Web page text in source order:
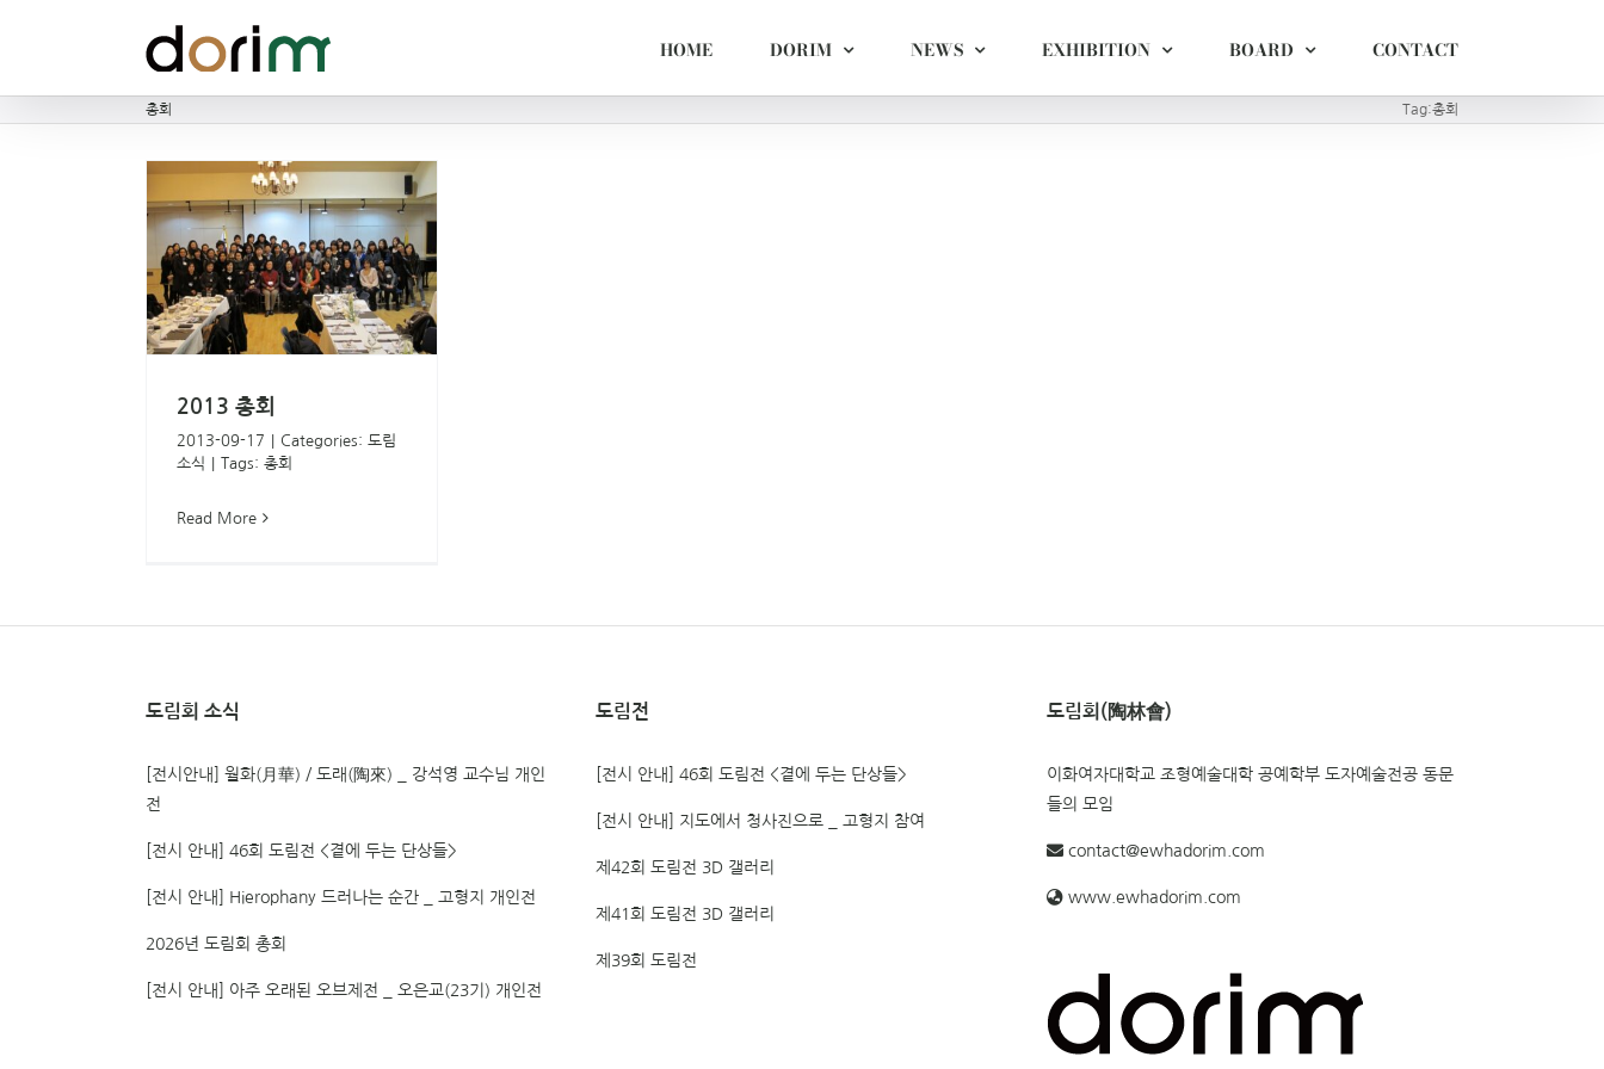
HOME DORIM NEWS EXHIBITION BOARD CONTACT
총회 Tag:총회
2013 총회
2013-09-17 Categories: 도림
소식
Tags: 총회
Read More
도림회 소식
[전시안내] 월화(月華) / 도래(陶來) _ 강석영 교수님 개인
전
[전시 안내] 46회 도림전 <곁에 두는 단상들>
[전시 안내] Hierophany 드러나는 순간 _ 고형지 개인전
2026년 도림회 총회
[전시 안내] 아주 오래된 오브제전 _ 오은교(23기) 개인전
도림전
[전시 안내] 46회 도림전 <곁에 두는 단상들>
[전시 안내] 지도에서 청사진으로 _ 고형지 참여
제42회 도림전 3D 갤러리
제41회 도림전 3D 갤러리
제39회 도림전
도림회(陶林會)
이화여자대학교 조형예술대학 공예학부 도자예술전공 동문
들의 모임
contact@ewhadorim.com
www.ewhadorim.com